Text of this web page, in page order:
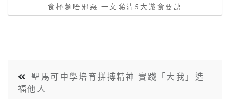
食杯麵唔邪惡 一文睇清5大識食要訣
聖馬可中學培育拼搏精神 實踐「大我」造
福他人